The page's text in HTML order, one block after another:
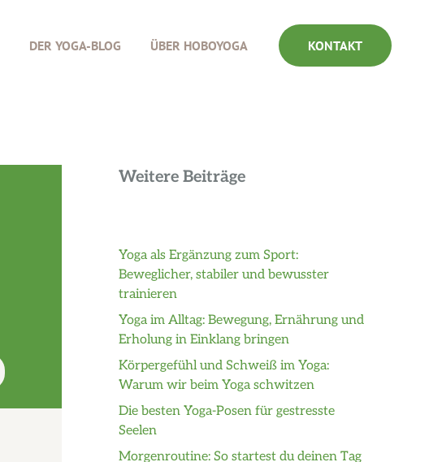
DER YOGA-BLOG ÜBER HOBOYOGA KONTAKT
Weitere Beiträge
Yoga als Ergänzung zum Sport:
Beweglicher, stabiler und bewusster
trainieren
Yoga im Alltag: Bewegung, Ernährung und
Erholung in Einklang bringen
Körpergefühl und Schweiß im Yoga:
Warum wir beim Yoga schwitzen
Die besten Yoga-Posen für gestresste
Seelen
Morgenroutine: So startest du deinen Tag